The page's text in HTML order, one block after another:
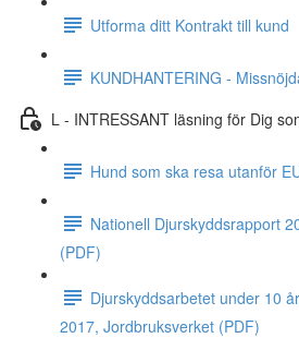
Utforma ditt Kontrakt till kund
KUNDHANTERING -
L - INTRESSANT läsning för Dig
Hund som ska resa utanför
Nationell Djurskyddsrapport
(PDF)
Djurskyddsarbetet under 10
2017, Jordbruksverket (PDF)